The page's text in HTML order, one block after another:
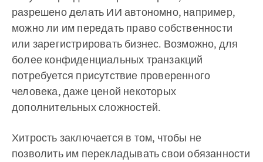
разрешено делать ИИ автономно, например,
можно ли им передать право собственности
или зарегистрировать бизнес. Возможно, для
более конфиденциальных транзакций
потребуется присутствие проверенного
человека, даже ценой некоторых
дополнительных сложностей.
Хитрость заключается в том, чтобы не
позволить им перекладывать свои обязанности